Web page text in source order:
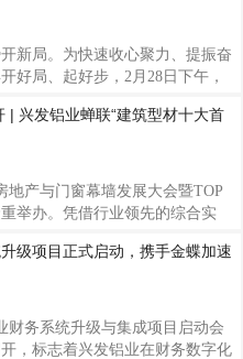
质铝合金型材，以精工铝材护航
通关迈入“5分钟时代”。新皇岗
万平方米，由Aedas与华阳国
设计研究院共同组成设计联合体
叠加、高度复合”的创新布局，规
，集旅检、车辆查验、
新局。为快速收心聚力、提振奋
好局、起好步，2月28日下午，
负责人、员工代表等欢聚一堂，
，擘画新年发展蓝图。会上，公
王立向全体职工干部致以诚挚的
在过去一年攻坚克难、奋楫笃行
示衷心感谢。他表示，2026年
。立足新起点，要以习近平新时
思想为指导，全面贯彻落实
| 兴发铝业蝉联“建筑型材十大首
地产与门窗幕墙发展大会暨TOP
举办。凭借行业领先的综合实
选品牌”榜首荣誉，并成功入库房
链AL-Survey首选创新材
连续领跑的优异成绩，稳固行业
铝型材头部品牌的硬核竞争力。
机构主办，依托AL-Survey行业
级项目正式启动，携手金蝶加速
财务系统升级与集成项目启动会
，标志着兴发铝业在财务数字化